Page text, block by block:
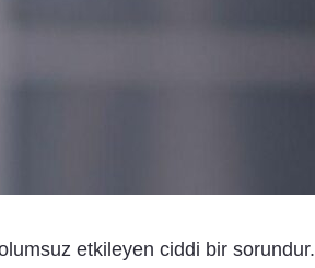
etkileyen ciddi bir